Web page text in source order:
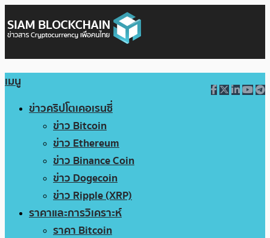
เมนู
ข่าวคริปโตเคอเรนซี่
ข่าว Bitcoin
ข่าว Ethereum
ข่าว Binance Coin
ข่าว Dogecoin
ข่าว Ripple (XRP)
ราคาและการวิเคราะห์
ราคา Bitcoin